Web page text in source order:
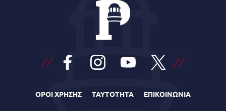
ΟΡΟΙ ΧΡΗΣΗΣ ΤΑΥΤΟΤΗΤΑ ΕΠΙΚΟΙΝΩΝΙΑ